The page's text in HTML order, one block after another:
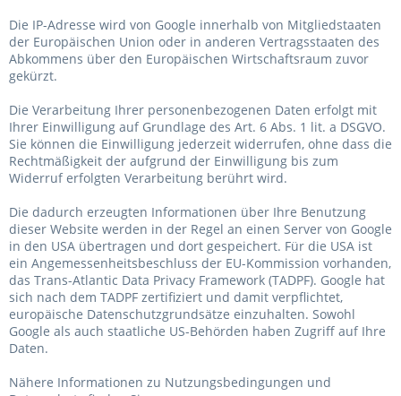
Die IP-Adresse wird von Google innerhalb von Mitgliedstaaten
der Europäischen Union oder in anderen Vertragsstaaten des
Abkommens über den Europäischen Wirtschaftsraum zuvor
gekürzt.
Die Verarbeitung Ihrer personenbezogenen Daten erfolgt mit
Ihrer Einwilligung auf Grundlage des Art. 6 Abs. 1 lit. a DSGVO.
Sie können die Einwilligung jederzeit widerrufen, ohne dass die
Rechtmäßigkeit der aufgrund der Einwilligung bis zum
Widerruf erfolgten Verarbeitung berührt wird.
Die dadurch erzeugten Informationen über Ihre Benutzung
dieser Website werden in der Regel an einen Server von Google
in den USA übertragen und dort gespeichert. Für die USA ist
ein Angemessenheitsbeschluss der EU-Kommission vorhanden,
das Trans-Atlantic Data Privacy Framework (TADPF). Google hat
sich nach dem TADPF zertifiziert und damit verpflichtet,
europäische Datenschutzgrundsätze einzuhalten. Sowohl
Google als auch staatliche US-Behörden haben Zugriff auf Ihre
Daten.
Nähere Informationen zu Nutzungsbedingungen und